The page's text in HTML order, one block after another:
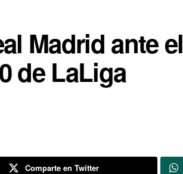
Madrid ante el
de LaLiga
Comparte en Twitter